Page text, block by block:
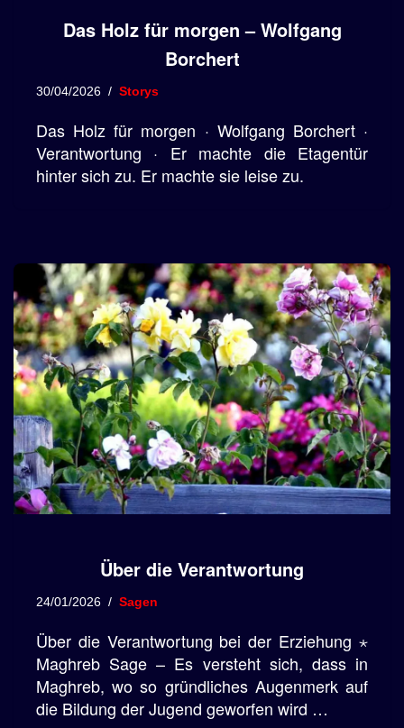
Das Holz für morgen – Wolfgang
Borchert
30/04/2026 Storys
Das Holz für morgen · Wolfgang Borchert ·
Verantwortung · Er machte die Etagentür
hinter sich zu. Er machte sie leise zu.
Über die Verantwortung
24/01/2026 Sagen
Über die Verantwortung bei der Erziehung ⋆
Maghreb Sage – Es versteht sich, dass in
Maghreb, wo so gründliches Augenmerk auf
die Bildung der Jugend geworfen wird …